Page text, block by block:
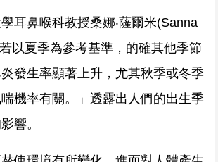
耳鼻喉科教授桑娜‧薩爾米(Sanna
以夏季為參考基準，的確其他季節
發生率顯著上升，尤其秋季或冬季
機率有關。」透露出人們的出生季
響。